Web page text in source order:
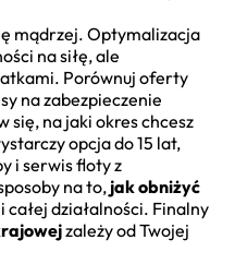
mądrzej. Optymalizacja
na siłę, ale
Porównuj oferty
na zabezpieczenie
się, na jaki okres chcesz
opcja do 15 lat,
i serwis floty z
na to, jak obniżyć
i całej działalności. Finalny
zależy od Twojej